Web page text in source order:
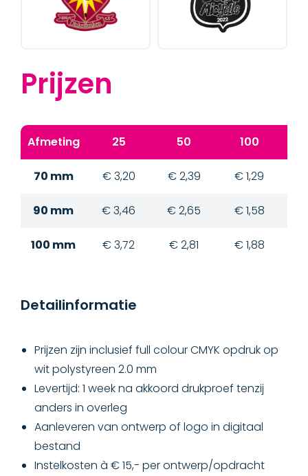
Prijzen
Afmeting 25 50 100
70 mm € 3,20 € 2,39 € 1,29
90 mm € 3,46 € 2,65 € 1,58
100 mm € 3,72 € 2,81 € 1,88
Detailinformatie
Prijzen zijn inclusief full colour CMYK opdruk op
wit polystyreen 2.0 mm
Levertijd: 1 week na akkoord drukproef tenzij
anders in overleg
Aanleveren van ontwerp of logo in digitaal
bestand
Instelkosten à € 15,- per ontwerp/opdracht